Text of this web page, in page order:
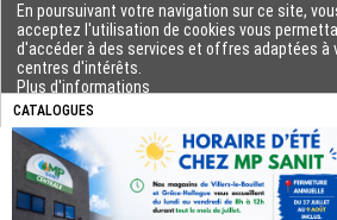
CATALOGUES
En poursuivant votre navigation sur ce site,
acceptez l'utilisation de cookies vous
d'accéder à des services et offres adaptées à
centres d'intérêts.
Plus d'informations